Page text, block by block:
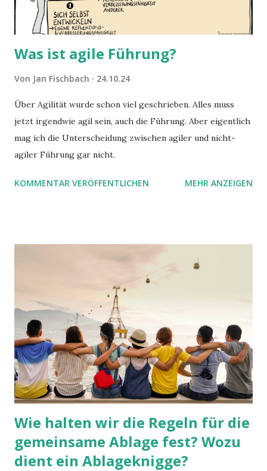
Was ist agile Führung?
Von Jan Fischbach 24.10.24
Über Agilität wurde schon viel geschrieben. Alles muss
jetzt irgendwie agil sein, auch die Führung. Aber eigentlich
mag ich die Unterscheidung zwischen agiler und nicht-
agiler Führung gar nicht.
KOMMENTAR VERÖFFENTLICHEN MEHR ANZEIGEN
Wie halten wir die Regeln für die
gemeinsame Ablage fest? Wozu
dient ein Ablageknigge?